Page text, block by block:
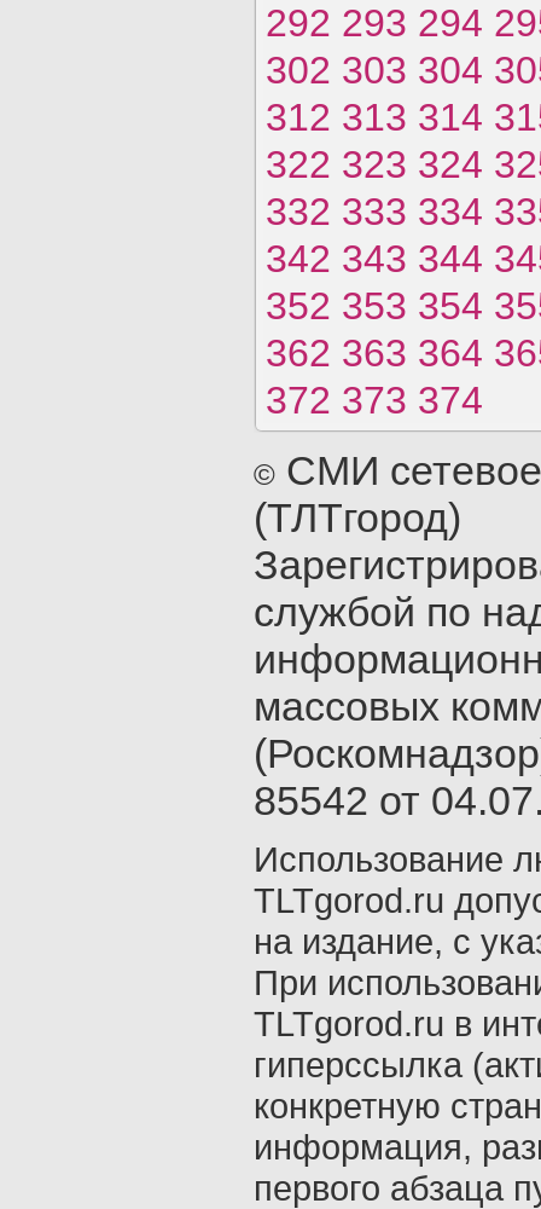
292 293 294
302 303 304
312 313 314
322 323 324
332 333 334
342 343 344
352 353 354
362 363 364
372 373 374
© СМИ
(ТЛТгород)
службой по
массовых
85542 от
Использование
TLTgorod.ru
на издание, с
При
TLTgorod.ru в
гиперссылка
конкретную
информация,
первого абзаца